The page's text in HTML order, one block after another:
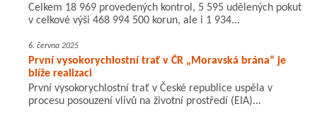
Celkem 18 969 provedených kontrol, 5 595 udělených pokut
v celkové výši 468 994 500 korun, ale i 1 934...
6. června 2025
První vysokorychlostní trať v ČR „Moravská brána“ je
blíže realizaci
První vysokorychlostní trať v České republice uspěla v
procesu posouzení vlivů na životní prostředí (EIA)...